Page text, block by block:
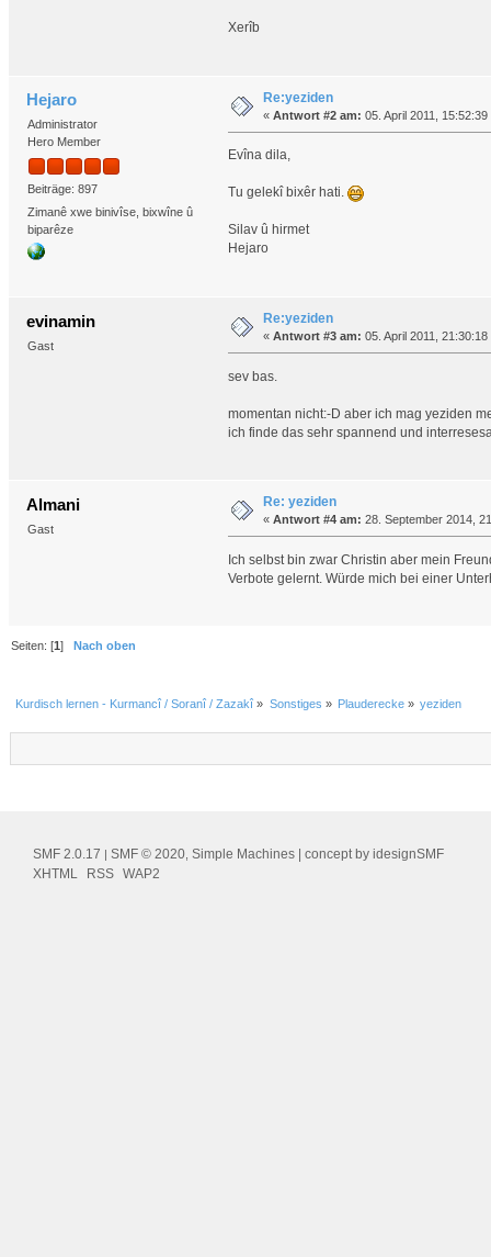
Xerîb
Hejaro
Administrator
Hero Member
Beiträge: 897
Zimanê xwe binivîse, bixwîne û
biparêze
Re:yeziden
« Antwort #2 am: 05. April 2011, 15:52:39
Evîna dila,
Tu gelekî bixêr hati.
Silav û hirmet
Hejaro
evinamin
Gast
Re:yeziden
« Antwort #3 am: 05. April 2011, 21:30:18
sev bas.
momentan nicht:-D aber ich mag yeziden
ich finde das sehr spannend und
Almani
Gast
Re: yeziden
« Antwort #4 am: 28. September 2014,
Ich selbst bin zwar Christin aber mein
Verbote gelernt. Würde mich bei einer
Seiten: [1]Nach oben
Kurdisch lernen - Kurmancî / Soranî / Zazakî » Sonstiges » Plauderecke» yeziden
SMF 2.0.17 SMF © 2020 Simple Machines | concept by idesignSMF
XHTML
RSS WAP2